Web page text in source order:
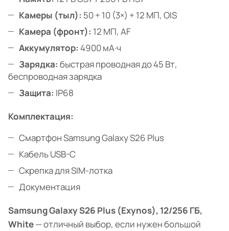
Камеры (тыл): 50 + 10 (3×) + 12 МП, OIS
Камера (фронт): 12 МП, AF
Аккумулятор: 4900 мА·ч
Зарядка: быстрая проводная до 45 Вт,
беспроводная зарядка
Защита: IP68
Комплектация:
Смартфон Samsung Galaxy S26 Plus
Кабель USB-C
Скрепка для SIM-лотка
Документация
Samsung Galaxy S26 Plus (Exynos), 12/256 ГБ,
White— отличный выбор, если нужен большой